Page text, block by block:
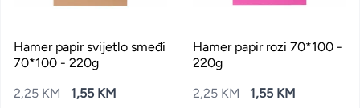
Hamer papir svijetlo smeđi
70*100 - 220g
2,25 KM
1,55 KM
Hamer papir rozi 70*100 -
220g
2,25 KM
1,55 KM